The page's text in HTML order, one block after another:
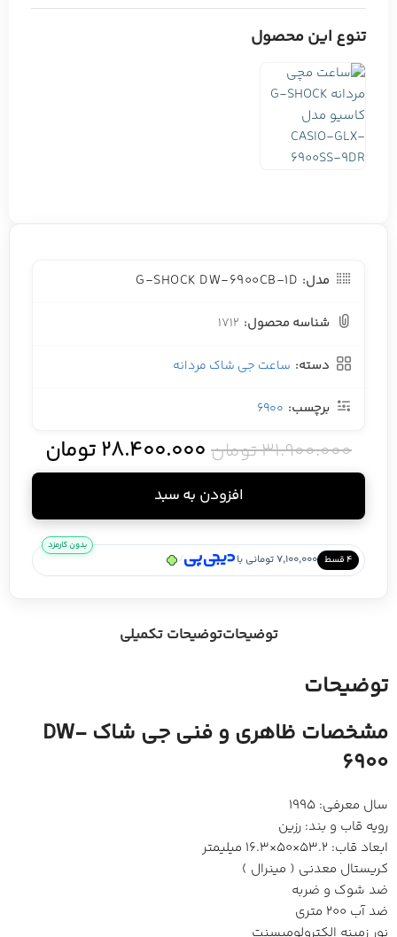
تنوع این محصول
مدل: G-SHOCK DW-6900CB-1D
شناسه محصول: 1712
دسته: ساعت جی شاک مردانه
برچسب: 6900
31.900.000تومان 28.400.000تومان
افزودن به سبد
۴ قسط 7,100,000 تومانی با /
بدون کارمزد
توضیحاتتوضیحات تکمیلی
توضیحات
مشخصات ظاهری و فنی جی شاک DW-
6900
سال معرفی: 1995
رویه قاب و بند: رزین
ابعاد قاب: 53.2×50×16.3 میلیمتر
کریستال معدنی ( مینرال )
ضد شوک و ضربه
ضد آب 200 متری